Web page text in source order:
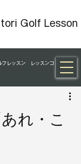
Golf Lesson
フレッスン レッスンコ
れ・こ